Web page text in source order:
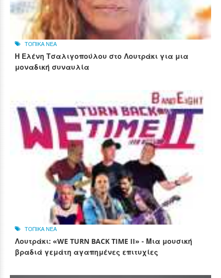
ΤΟΠΙΚΑ ΝΕΑ
Η Ελένη Τσαλιγοπούλου στο Λουτράκι για μια
μοναδική συναυλία
ΤΟΠΙΚΑ ΝΕΑ
Λουτράκι: «WE TURN BACK TIME II» - Μια μουσική
βραδιά γεμάτη αγαπημένες επιτυχίες